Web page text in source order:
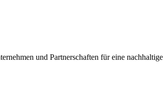
und Partnerschaften für eine